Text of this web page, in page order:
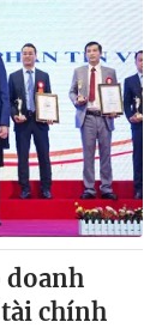
doanh
chính